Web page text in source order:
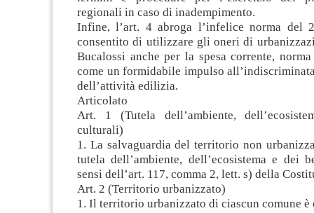
regionali in caso di inadempimento.
Infine, l’art. 4 abroga l’infelice norma del
consentito di utilizzare gli oneri di
Bucalossi anche per la spesa corrente,
come un formidabile impulso
dell’attività edilizia.
Articolato
Art. 1 (Tutela dell’ambiente,
culturali)
1. La salvaguardia del territorio non
tutela dell’ambiente, dell’ecosistema e dei
sensi dell’art. 117, comma 2, lett. s) della
Art. 2 (Territorio urbanizzato)
1. Il territorio urbanizzato di ciascun comune